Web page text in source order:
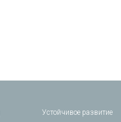
Устойчивое развитие